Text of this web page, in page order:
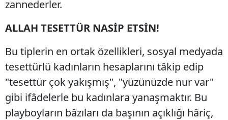
zannederler.
ALLAH TESETTÜR NASİP ETSİN!
Bu tiplerin en ortak özellikleri, sosyal medyada
tesettürlü kadınların hesaplarını tâkip edip
"tesettür çok yakışmış", "yüzünüzde nur var"
gibi ifâdelerle bu kadınlara yanaşmaktır. Bu
playboyların bâzıları da başının açıklığı hâriç,